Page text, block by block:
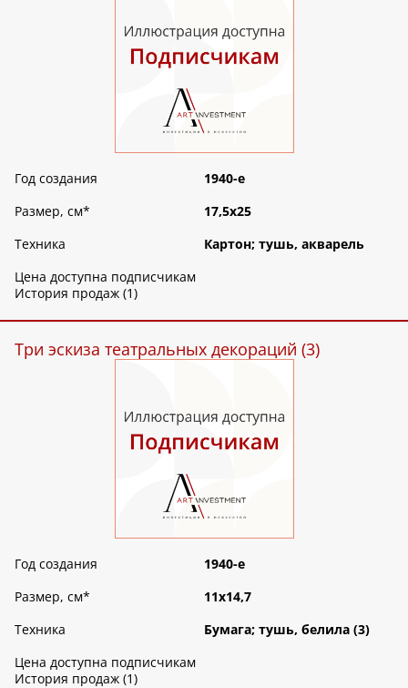
Год создания
1940-е
Размер, см*
17,5х25
Техника
Картон; тушь, акварель
Цена доступна подписчикам
История продаж (1)
Три эскиза театральных декораций (3)
Год создания
1940-е
Размер, см*
11х14,7
Техника
Бумага; тушь, белила (3)
Цена доступна подписчикам
История продаж (1)